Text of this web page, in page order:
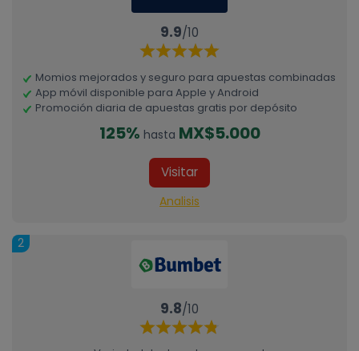
9.9/10
Momios mejorados y seguro para apuestas combinadas
App móvil disponible para Apple y Android
Promoción diaria de apuestas gratis por depósito
125% hasta MX$5.000
Visitar
Analisis
2
9.8/10